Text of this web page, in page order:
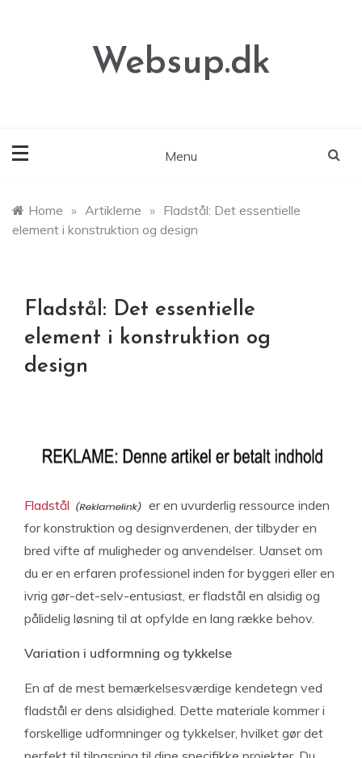
Websup.dk
Menu
Home » Artiklerne » Fladstål: Det essentielle
element i konstruktion og design
Fladstål: Det essentielle
element i konstruktion og
design
Fladstål
er en uvurderlig ressource inden
for konstruktion og designverdenen, der tilbyder en
bred vifte af muligheder og anvendelser. Uanset om
du er en erfaren professionel inden for byggeri eller en
ivrig gør-det-selv-entusiast, er fladstål en alsidig og
pålidelig løsning til at opfylde en lang række behov.
Variation i udformning og tykkelse
En af de mest bemærkelsesværdige kendetegn ved
fladstål er dens alsidighed. Dette materiale kommer i
forskellige udformninger og tykkelser, hvilket gør det